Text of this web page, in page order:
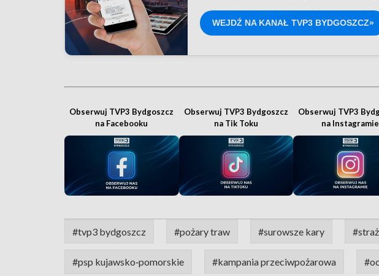
WEJDŹ NA KANAŁ TVP3 BYDGOSZCZ»
Obserwuj TVP3 Bydgoszcz
na Facebooku
Obserwuj TVP3 Bydgoszcz
na Tik Toku
Obserwuj TVP3
na Instagramie
#tvp3 bydgoszcz #pożary traw #surowsze kary
#psp kujawsko‑pomorskie #kampania przeciwpożarowa